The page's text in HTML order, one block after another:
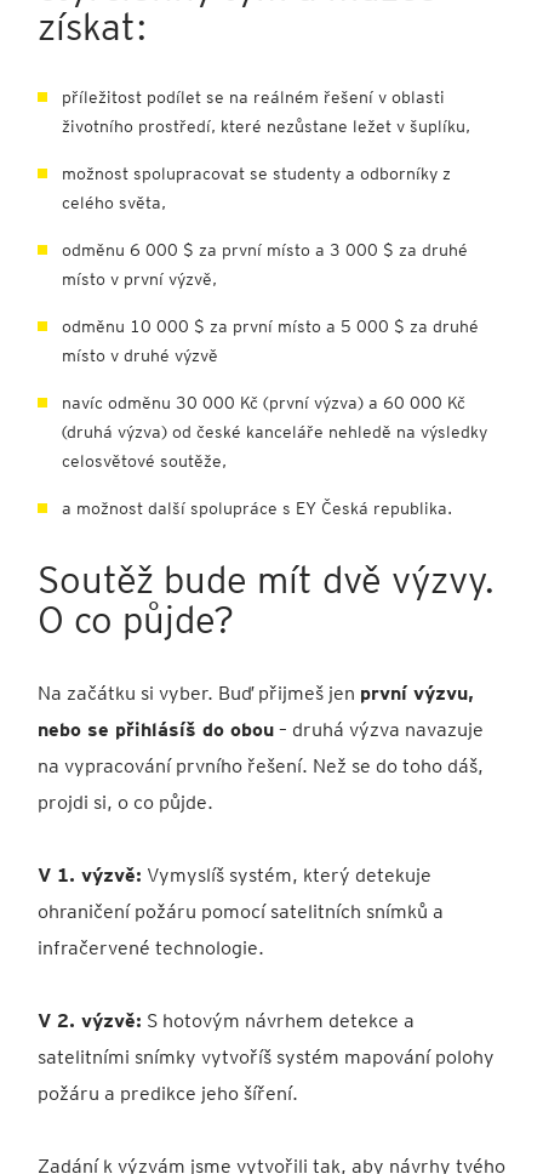
získat:
příležitost podílet se na reálném řešení v oblasti
životního prostředí, které nezůstane ležet v šuplíku,
možnost spolupracovat se studenty a odborníky z
celého světa,
odměnu 6 000 $ za první místo a 3 000 $ za druhé
místo v první výzvě,
odměnu 10 000 $ za první místo a 5 000 $ za druhé
místo v druhé výzvě
navíc odměnu 30 000 Kč (první výzva) a 60 000 Kč
(druhá výzva) od české kanceláře nehledě na výsledky
celosvětové soutěže,
a možnost další spolupráce s EY Česká republika.
Soutěž bude mít dvě výzvy.
O co půjde?
Na začátku si vyber. Buď přijmeš jen první výzvu,
nebo se přihlásíš do obou – druhá výzva navazuje
na vypracování prvního řešení. Než se do toho dáš,
projdi si, o co půjde.
V 1. výzvě: Vymyslíš systém, který detekuje
ohraničení požáru pomocí satelitních snímků a
infračervené technologie.
V 2. výzvě: S hotovým návrhem detekce a
satelitními snímky vytvoříš systém mapování polohy
požáru a predikce jeho šíření.
Zadání k výzvám jsme vytvořili tak, aby návrhy tvého